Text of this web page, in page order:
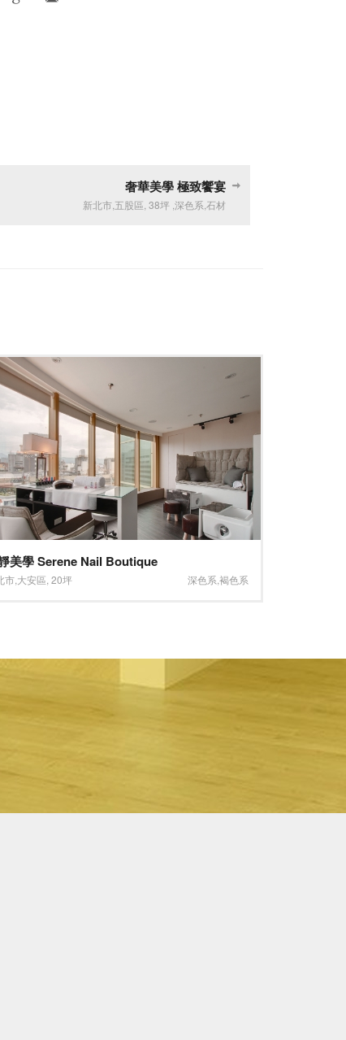
奢華美學 極致饗宴
新北市 五股區 ,38坪 ,深色系 ,石材
麵-大坪林店
市 新店區 33.5坪 木質